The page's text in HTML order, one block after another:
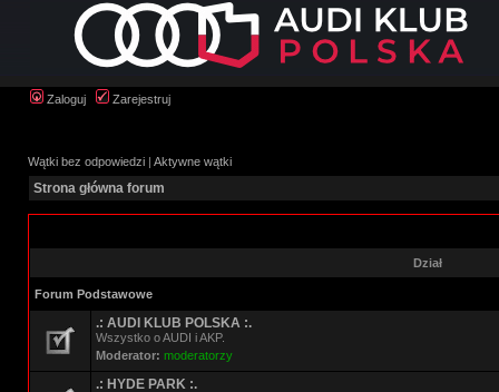
Zaloguj Zarejestruj
Wątki bez odpowiedzi | Aktywne wątki
Strona główna forum
Dział
Forum Podstawowe
.: AUDI KLUB POLSKA :.
Wszystko o AUDI i AKP.
Moderator: moderatorzy
.: HYDE PARK :.